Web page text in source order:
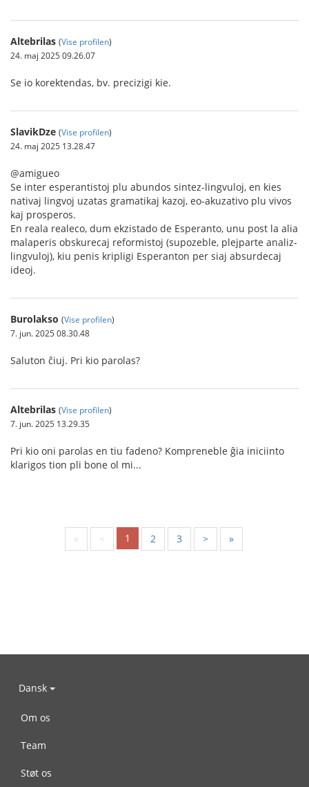
Altebrilas (Vise profilen)
24. maj 2025 09.26.07
Se io korektendas, bv. precizigi kie.
SlavikDze (Vise profilen)
24. maj 2025 13.28.47
@amigueo
Se inter esperantistoj plu abundos sintez-lingvuloj, en kies
nativaj lingvoj uzatas gramatikaj kazoj, eo-akuzativo plu vivos
kaj prosperos.
En reala realeco, dum ekzistado de Esperanto, unu post la alia
malaperis obskurecaj reformistoj (supozeble, plejparte analiz-
lingvuloj), kiu penis kripligi Esperanton per siaj absurdecaj
ideoj.
Burolakso (Vise profilen)
7. jun. 2025 08.30.48
Saluton ĉiuj. Pri kio parolas?
Altebrilas (Vise profilen)
7. jun. 2025 13.29.35
Pri kio oni parolas en tiu fadeno? Kompreneble ĝia iniciinto
klarigos tion pli bone ol mi...
« < 1 2 3 > »
Dansk
Om os
Team
Støt os